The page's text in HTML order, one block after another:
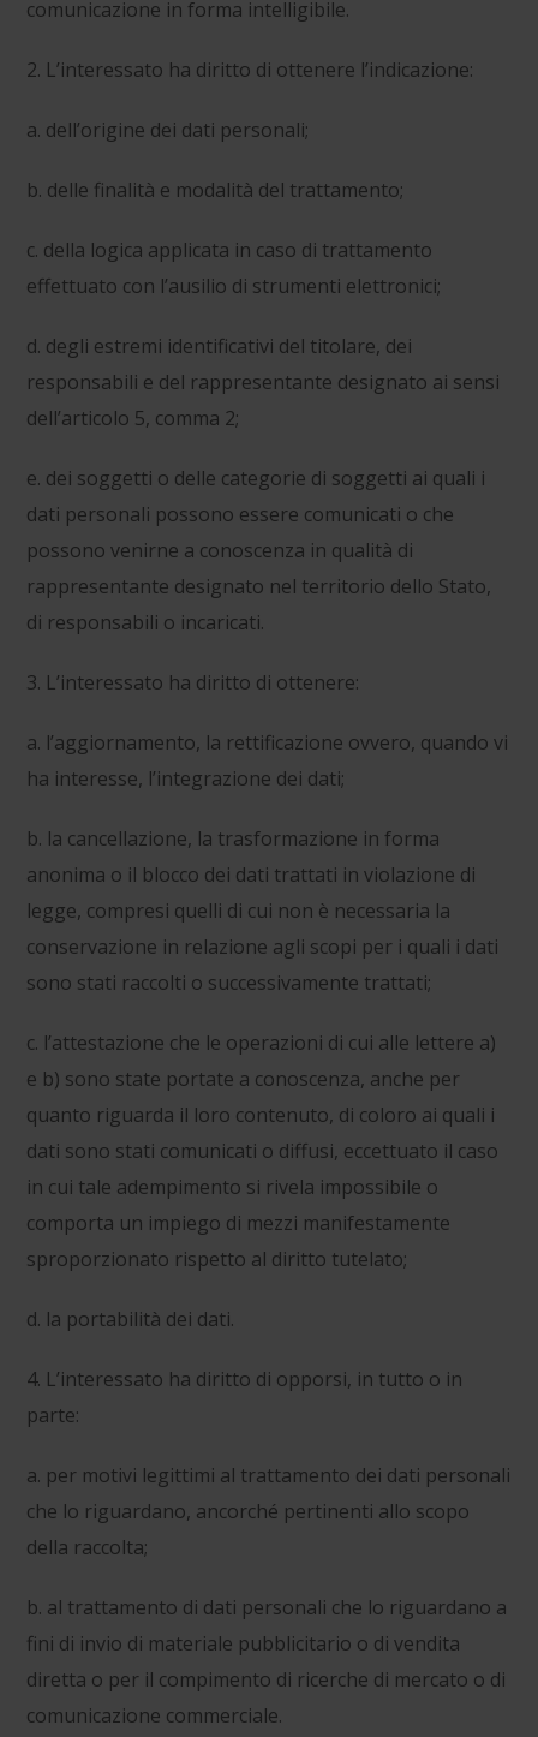
comunicazione in forma intelligibile.
2. L’interessato ha diritto di ottenere l’indicazione:
a. dell’origine dei dati personali;
b. delle finalità e modalità del trattamento;
c. della logica applicata in caso di trattamento
effettuato con l’ausilio di strumenti elettronici;
d. degli estremi identificativi del titolare, dei
responsabili e del rappresentante designato ai sensi
dell’articolo 5, comma 2;
e. dei soggetti o delle categorie di soggetti ai quali i
dati personali possono essere comunicati o che
possono venirne a conoscenza in qualità di
rappresentante designato nel territorio dello Stato,
di responsabili o incaricati.
3. L’interessato ha diritto di ottenere:
a. l’aggiornamento, la rettificazione ovvero, quando vi
ha interesse, l’integrazione dei dati;
b. la cancellazione, la trasformazione in forma
anonima o il blocco dei dati trattati in violazione di
legge, compresi quelli di cui non è necessaria la
conservazione in relazione agli scopi per i quali i dati
sono stati raccolti o successivamente trattati;
c. l’attestazione che le operazioni di cui alle lettere a)
e b) sono state portate a conoscenza, anche per
quanto riguarda il loro contenuto, di coloro ai quali i
dati sono stati comunicati o diffusi, eccettuato il caso
in cui tale adempimento si rivela impossibile o
comporta un impiego di mezzi manifestamente
sproporzionato rispetto al diritto tutelato;
d. la portabilità dei dati.
4. L’interessato ha diritto di opporsi, in tutto o in
parte:
a. per motivi legittimi al trattamento dei dati personali
che lo riguardano, ancorché pertinenti allo scopo
della raccolta;
b. al trattamento di dati personali che lo riguardano a
fini di invio di materiale pubblicitario o di vendita
diretta o per il compimento di ricerche di mercato o di
comunicazione commerciale.